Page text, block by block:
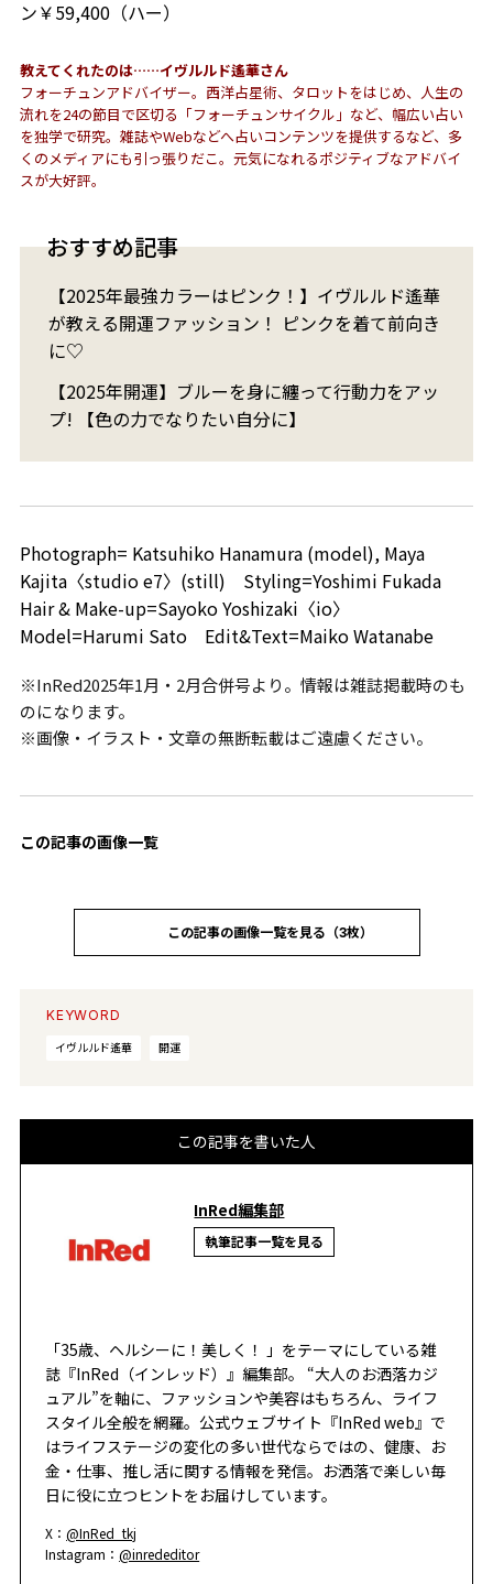
ン￥59,400（ハー）
教えてくれたのは……イヴルルド遙華さん
フォーチュンアドバイザー。西洋占星術、タロットをはじめ、人生の
流れを24の節目で区切る「フォーチュンサイクル」など、幅広い占い
を独学で研究。雑誌やWebなどへ占いコンテンツを提供するなど、多
くのメディアにも引っ張りだこ。元気になれるポジティブなアドバイ
スが大好評。
おすすめ記事
【2025年最強カラーはピンク！】イヴルルド遙華
が教える開運ファッション！ ピンクを着て前向き
に♡
【2025年開運】ブルーを身に纏って行動力をアッ
プ! 【色の力でなりたい自分に】
Photograph= Katsuhiko Hanamura (model), Maya
Kajita〈studio e7〉(still) Styling=Yoshimi Fukada
Hair & Make-up=Sayoko Yoshizaki〈io〉
Model=Harumi Sato Edit&Text=Maiko Watanabe
※InRed2025年1月・2月合併号より。情報は雑誌掲載時のも
のになります。
※画像・イラスト・文章の無断転載はご遠慮ください。
この記事の画像一覧
この記事の画像一覧を見る（3枚）
KEYWORD
イヴルルド遙華
開運
この記事を書いた人
InRed編集部
執筆記事一覧を見る
「35歳、ヘルシーに！美しく！ 」をテーマにしている雑
誌『InRed（インレッド）』編集部。 “大人のお洒落カジ
ュアル”を軸に、ファッションや美容はもちろん、ライフ
スタイル全般を網羅。公式ウェブサイト『InRed web』で
はライフステージの変化の多い世代ならではの、健康、お
金・仕事、推し活に関する情報を発信。お洒落で楽しい毎
日に役に立つヒントをお届けしています。
X：@InRed_tkj
Instagram：@inrededitor